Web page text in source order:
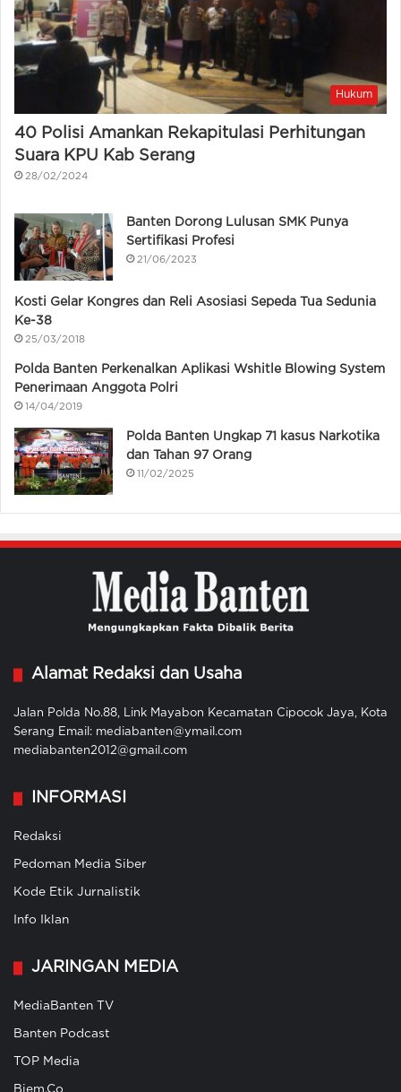
Hukum
40 Polisi Amankan Rekapitulasi Perhitungan
Suara KPU Kab Serang
28/02/2024
Banten Dorong Lulusan SMK Punya
Sertifikasi Profesi
21/06/2023
Kosti Gelar Kongres dan Reli Asosiasi Sepeda Tua Sedunia
Ke-38
25/03/2018
Polda Banten Perkenalkan Aplikasi Wshitle Blowing System
Penerimaan Anggota Polri
14/04/2019
Polda Banten Ungkap 71 kasus Narkotika
dan Tahan 97 Orang
11/02/2025
Alamat Redaksi dan Usaha
Jalan Polda No.88, Link Mayabon Kecamatan Cipocok Jaya, Kota
Serang Email: mediabanten@ymail.com
mediabanten2012@gmail.com
INFORMASI
Redaksi
Pedoman Media Siber
Kode Etik Jurnalistik
Info Iklan
JARINGAN MEDIA
MediaBanten TV
Banten Podcast
TOP Media
Biem.Co